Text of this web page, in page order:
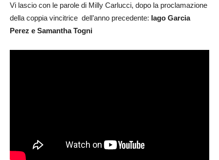
Vi lascio con le parole di Milly Carlucci, dopo la proclamazione
della coppia vincitrice dell’anno precedente: Iago Garcia
Perez e Samantha Togni